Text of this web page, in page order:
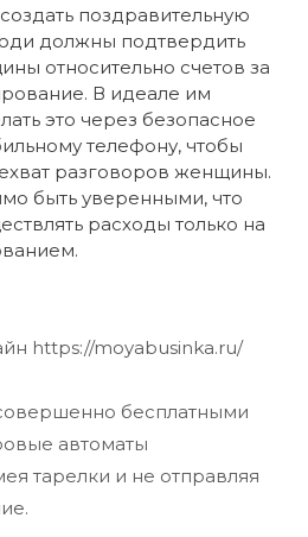
поздравительную
должны подтвердить
относительно счетов за
В идеале им
это через безопасное
телефону, чтобы
разговоров женщины.
быть уверенными, что
расходы только на
https://moyabusinka.ru/
бесплатными
автоматы
тарелки и не отправляя